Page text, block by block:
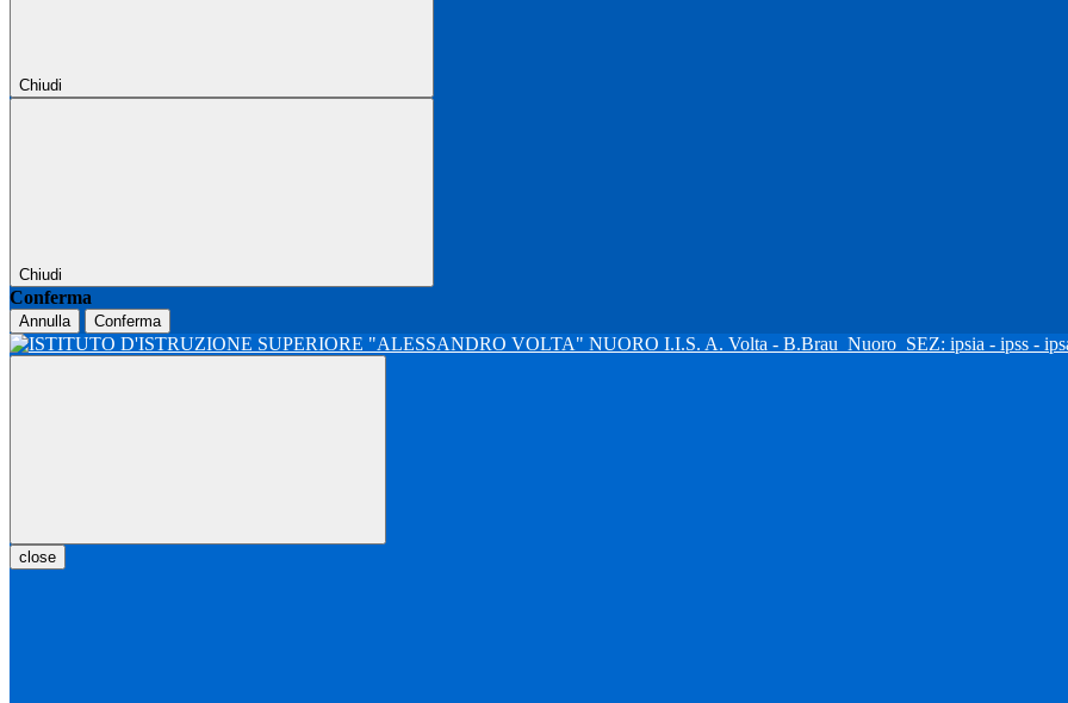
Chiudi
Chiudi
Conferma
Annulla Conferma
I.I.S. A. Volta - B.Brau Nuoro SEZ: ipsia - ipss -
close